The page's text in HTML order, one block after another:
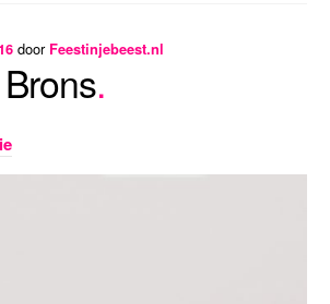
door Feestinjebeest.nl